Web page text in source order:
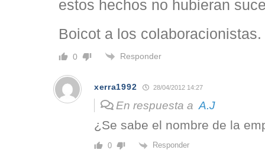
estos hechos no hubieran
Boicot a los colaboracionistas.
0 Responder
xerra1992 28/04/2012 14:27
En respuesta a A.J
¿Se sabe el nombre de la
0 Responder